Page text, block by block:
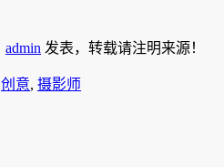
admin 发表，转载请注明来源！
创意, 摄影师